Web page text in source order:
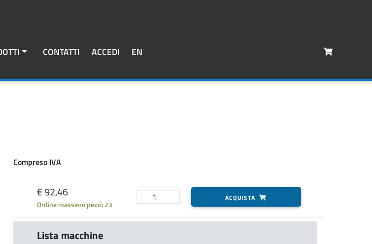
CONTATTI ACCEDI EN
Compreso IVA
€ 92,46
Ordine massimo pezzi: 23
ACQUISTA
Lista macchine